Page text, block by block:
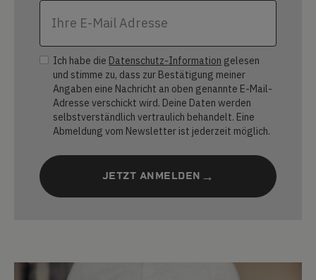
Ich habe die Datenschutz-Information gelesen
und stimme zu, dass zur Bestätigung meiner
Angaben eine Nachricht an oben genannte E-Mail-
Adresse verschickt wird. Deine Daten werden
selbstverständlich vertraulich behandelt. Eine
Abmeldung vom Newsletter ist jederzeit möglich.
JETZT ANMELDEN